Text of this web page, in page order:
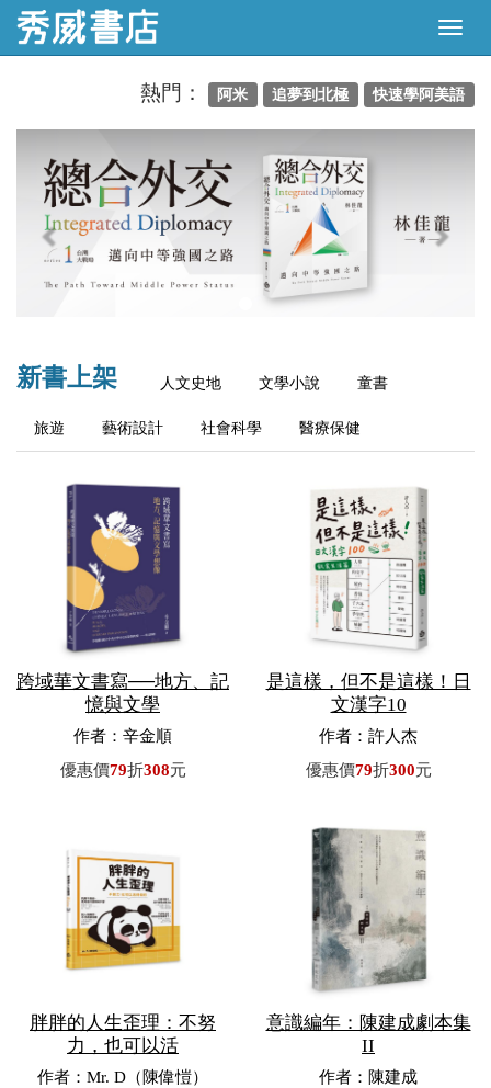
熱門： 阿米 追夢到北極 快速學阿美語
新書上架 人文史地 文學小說 童書
旅遊 藝術設計 社會科學 醫療保健
跨域華文書寫──地方、記
憶與文學
作者：辛金順
優惠價79折308元
是這樣，但不是這樣！日
文漢字10
作者：許人杰
優惠價79折300元
胖胖的人生歪理：不努
力，也可以活
作者：Mr. D（陳偉愷）
意識編年：陳建成劇本集
II
作者：陳建成